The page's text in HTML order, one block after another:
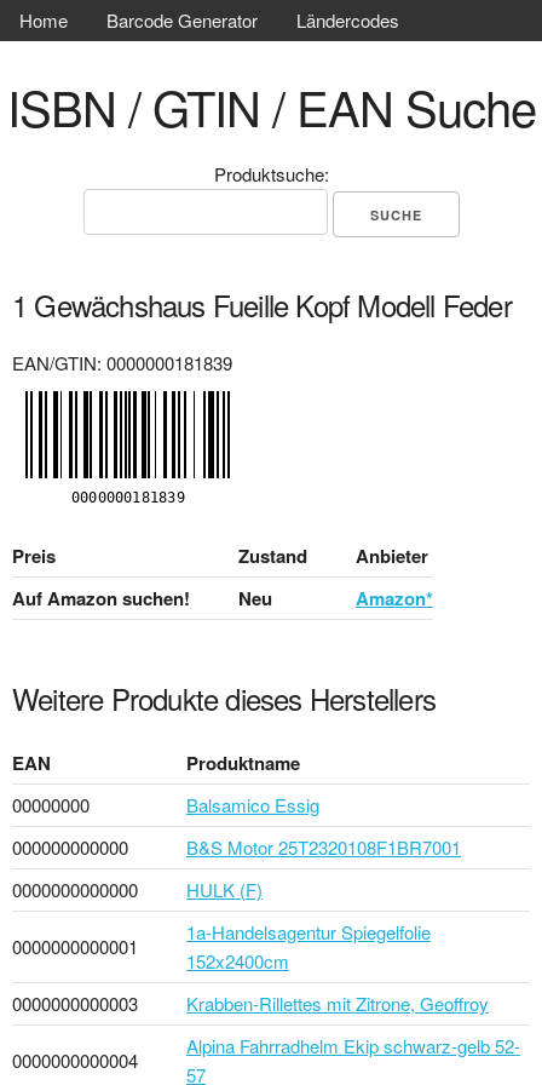
Home Barcode Generator Ländercodes
ISBN / GTIN / EAN Suche
Produktsuche:
1 Gewächshaus Fueille Kopf Modell Feder
EAN/GTIN: 0000000181839
Preis Zustand
Anbieter
Auf Amazon suchen!
Neu Amazon*
Weitere Produkte dieses Herstellers
EAN Produktname
00000000
Balsamico Essig
000000000000
B&S Motor 25T2320108F1BR7001
0000000000000
HULK (F)
0000000000001
1a-Handelsagentur Spiegelfolie
152x2400cm
0000000000003
Krabben-Rillettes mit Zitrone, Geoffroy
0000000000004
Alpina Fahrradhelm Ekip schwarz-gelb 52-
57